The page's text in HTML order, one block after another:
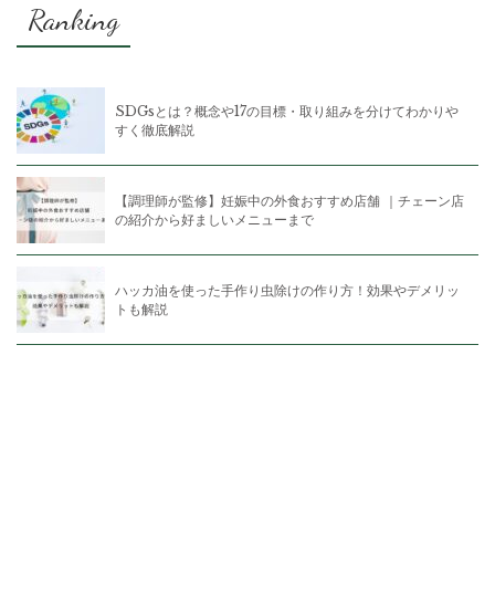
Ranking
SDGsとは？概念や17の目標・取り組みを分けてわかりや
すく徹底解説
【調理師が監修】妊娠中の外食おすすめ店舗 ｜チェーン店
の紹介から好ましいメニューまで
ハッカ油を使った手作り虫除けの作り方！効果やデメリッ
トも解説